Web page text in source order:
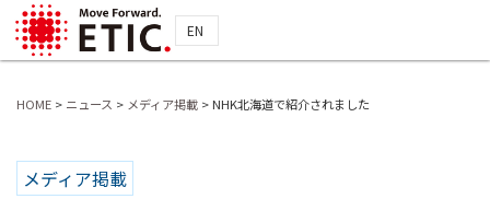
EN
HOME > ニュース > メディア掲載 > NHK北海道で紹介されました
メディア掲載